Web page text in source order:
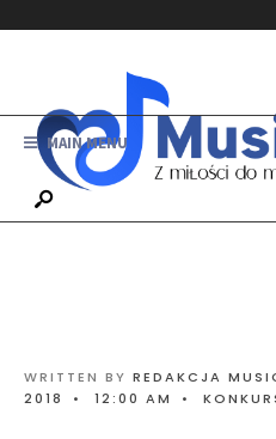
MAIN MENU
WRITTEN BY REDAKCJA
2018
• 12:00 AM •